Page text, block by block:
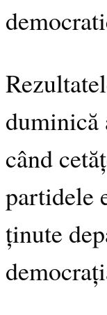
duminică
când
partidele
ținute